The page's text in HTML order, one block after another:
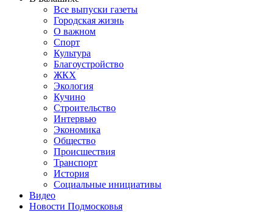
Все выпуски газеты
Городская жизнь
О важном
Спорт
Культура
Благоустройство
ЖКХ
Экология
Кучино
Строительство
Интервью
Экономика
Общество
Происшествия
Транспорт
История
Социальные инициативы
Видео
Новости Подмосковья